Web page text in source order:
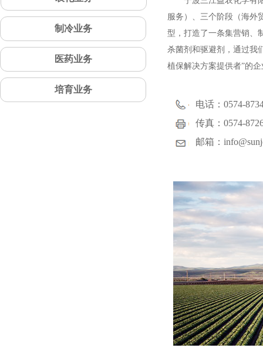
服务）、三个阶段（海外
型，打造了一条集营销、
杀菌剂和驱避剂，通过我
植保解决方案提供者”的
电话：0574-
传真：0574-
邮箱：
医药业务
制冷业务
培育业务